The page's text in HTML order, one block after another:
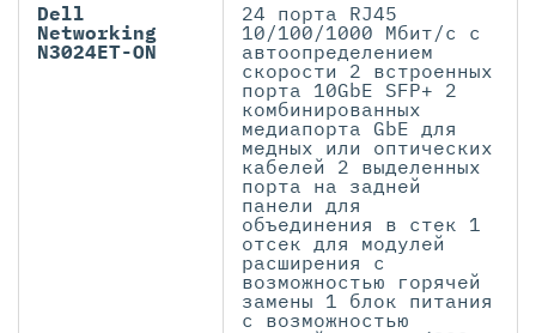
Dell
Networking
N3024ET-ON
24 порта RJ45
10/100/1000 Мбит/с с
автоопределением
скорости 2 встроенных
порта 10GbE SFP+ 2
комбинированных
медиапорта GbE для
медных или оптических
кабелей 2 выделенных
порта на задней
панели для
объединения в стек 1
отсек для модулей
расширения с
возможностью горячей
замены 1 блок питания
с возможностью